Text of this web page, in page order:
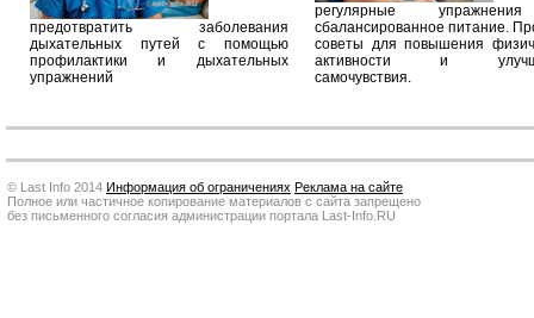
предотвратить заболевания
дыхательных путей с помощью
профилактики и дыхательных
упражнений
регулярные
сбалансированное питание.
советы для повышения
активности и
самочувствия.
© Last Info 2014 Информация об ограничениях Реклама на сайте
Полное или частичное копирование материалов с сайта запрещено
без письменного согласия администрации портала Last-Info.RU